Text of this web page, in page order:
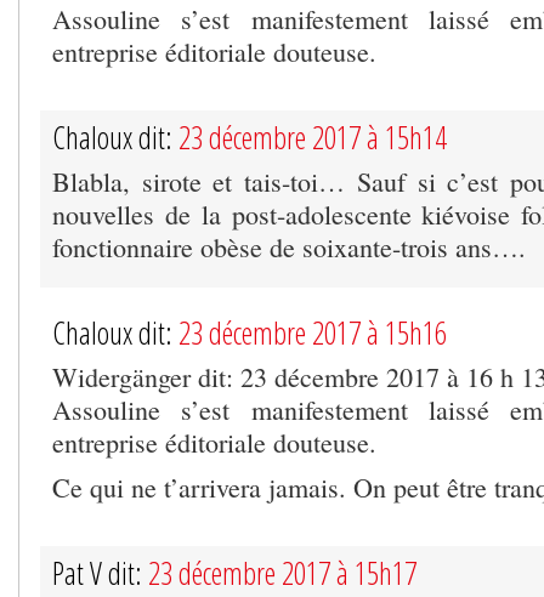
Assouline s’est manifestement laissé
entreprise éditoriale douteuse.
Chaloux dit: 23 décembre 2017 à 15h14
Blabla, sirote et tais-toi… Sauf si c’est
nouvelles de la post-adolescente kiévoise
fonctionnaire obèse de soixante-trois ans….
Chaloux dit: 23 décembre 2017 à 15h16
Widergänger dit: 23 décembre 2017 à 16 h
Assouline s’est manifestement laissé
entreprise éditoriale douteuse.
Ce qui ne t’arrivera jamais. On peut être
Pat V dit: 23 décembre 2017 à 15h17